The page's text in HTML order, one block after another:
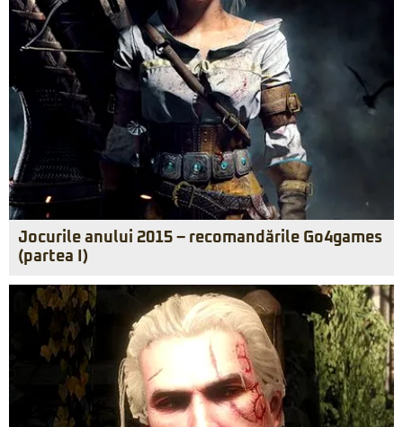
Jocurile anului 2015 – recomandările Go4games
(partea I)